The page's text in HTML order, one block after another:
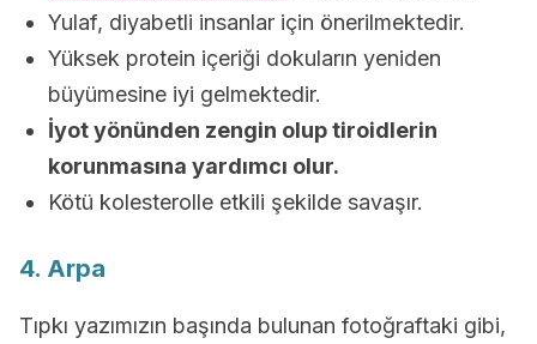
Yulaf, diyabetli insanlar için önerilmektedir.
Yüksek protein içeriği dokuların yeniden
büyümesine iyi gelmektedir.
İyot yönünden zengin olup tiroidlerin
korunmasına yardımcı olur.
Kötü kolesterolle etkili şekilde savaşır.
4. Arpa
Tıpkı yazımızın başında bulunan fotoğraftaki gibi,